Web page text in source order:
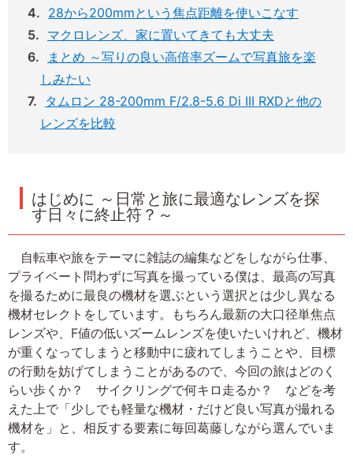
28から200mmという焦点距離を使いこなす
マクロレンズ、家に置いてきても大丈夫
まとめ ～写りの良い高倍率ズームで写真旅を楽
しみたい
タムロン 28-200mm F/2.8-5.6 Di III RXDと他の
レンズを比較
はじめに ～日常と旅に最適なレンズを探
す日々に終止符？～
自転車や旅をテーマに雑誌の編集などをしながら仕事、
プライベート問わずに写真を撮っている僕は、最高の写真
を撮るために最良の機材を選ぶという選択とは少し異なる
機材セレクトをしています。もちろん最新の大口径単焦点
レンズや、F値の低いズームレンズを使いたいけれど、機材
が重くなってしまうと移動中に疲れてしまうことや、目標
の行動を妨げてしまうことがあるので、今回の旅はどのく
らい歩くか？ サイクリングで何キロ走るか？ などを考
えた上で「少しでも軽量な機材・だけど良い写真が撮れる
機材を」と、相反する要素に毎回葛藤しながら選んでいま
す。